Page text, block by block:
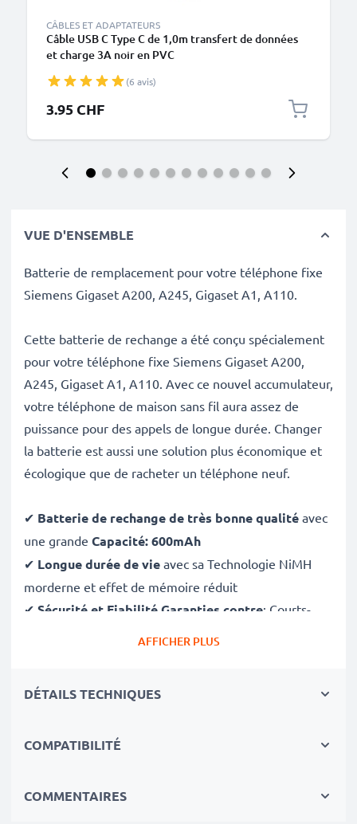
CÂBLES ET ADAPTATEURS
Câble USB C Type C de 1,0m transfert de données
et charge 3A noir en PVC
(6 avis)
3.95 CHF
VUE D'ENSEMBLE
Batterie de remplacement pour votre téléphone fixe
Siemens Gigaset A200, A245, Gigaset A1, A110.
Cette batterie de rechange a été conçu spécialement
pour votre téléphone fixe Siemens Gigaset A200,
A245, Gigaset A1, A110. Avec ce nouvel accumulateur,
votre téléphone de maison sans fil aura assez de
puissance pour des appels de longue durée. Changer
la batterie est aussi une solution plus économique et
écologique que de racheter un téléphone neuf.
✔ Batterie de rechange de très bonne qualité avec
une grande Capacité: 600mAh
✔ Longue durée de vie avec sa Technologie NiMH
morderne et effet de mémoire réduit
✔ Sécurité et Fiabilité Garanties contre: Courts-
✔100% compatibleavec votre batterie
A110
Les batteries pour Siemens Gigaset A200, A245,
AFFICHER PLUS
DÉTAILS TECHNIQUES
COMPATIBILITÉ
COMMENTAIRES